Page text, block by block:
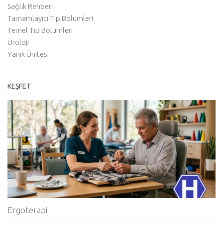
Sağlık Rehberi
Tamamlayıcı Tıp Bölümleri
Temel Tıp Bölümleri
Üroloji
Yanık Ünitesi
KEŞFET
Ergoterapi